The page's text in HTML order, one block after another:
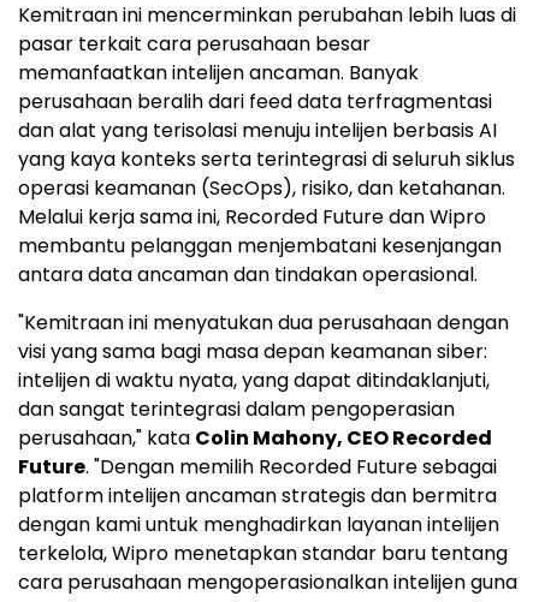
Kemitraan ini mencerminkan perubahan lebih luas di
pasar terkait cara perusahaan besar
memanfaatkan intelijen ancaman. Banyak
perusahaan beralih dari feed data terfragmentasi
dan alat yang terisolasi menuju intelijen berbasis AI
yang kaya konteks serta terintegrasi di seluruh siklus
operasi keamanan (SecOps), risiko, dan ketahanan.
Melalui kerja sama ini, Recorded Future dan Wipro
membantu pelanggan menjembatani kesenjangan
antara data ancaman dan tindakan operasional.
"Kemitraan ini menyatukan dua perusahaan dengan
visi yang sama bagi masa depan keamanan siber:
intelijen di waktu nyata, yang dapat ditindaklanjuti,
dan sangat terintegrasi dalam pengoperasian
perusahaan," kata Colin Mahony, CEO Recorded
Future. "Dengan memilih Recorded Future sebagai
platform intelijen ancaman strategis dan bermitra
dengan kami untuk menghadirkan layanan intelijen
terkelola, Wipro menetapkan standar baru tentang
cara perusahaan mengoperasionalkan intelijen guna